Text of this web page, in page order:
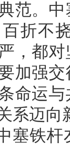
范。
折不
，都
加强
命运
系迈向
塞铁